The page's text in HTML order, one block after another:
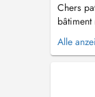
Chers
(CHdN)
vous
Alle